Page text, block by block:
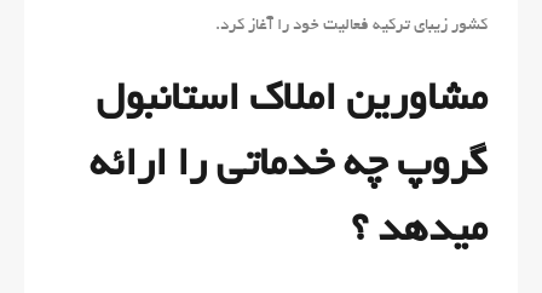
کشور زیبای ترکیه فعالیت خود را آغاز کرد.
مشاورین املاک استانبول
گروپ چه خدماتی را ارائه
میدهد ؟